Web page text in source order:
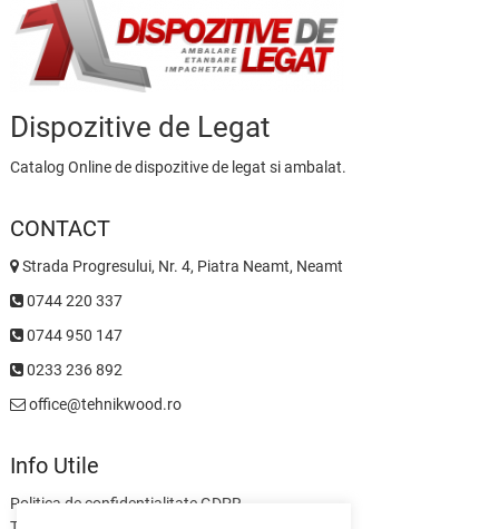
Dispozitive de Legat
Catalog Online de dispozitive de legat si ambalat.
CONTACT
Strada Progresului, Nr. 4, Piatra Neamt, Neamt
0744 220 337
0744 950 147
0233 236 892
office@tehnikwood.ro
Info Utile
Politica de confidentialitate GDPR